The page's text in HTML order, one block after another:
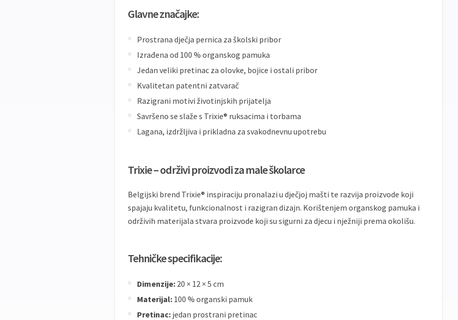
Glavne značajke:
Prostrana dječja pernica za školski pribor
Izrađena od 100 % organskog pamuka
Jedan veliki pretinac za olovke, bojice i ostali pribor
Kvalitetan patentni zatvarač
Razigrani motivi životinjskih prijatelja
Savršeno se slaže s Trixie® ruksacima i torbama
Lagana, izdržljiva i prikladna za svakodnevnu upotrebu
Trixie – održivi proizvodi za male školarce
Belgijski brend Trixie® inspiraciju pronalazi u dječjoj mašti te razvija proizvode koji
spajaju kvalitetu, funkcionalnost i razigran dizajn. Korištenjem organskog pamuka i
održivih materijala stvara proizvode koji su sigurni za djecu i nježniji prema okolišu.
Tehničke specifikacije:
Dimenzije: 20 × 12 × 5 cm
Materijal: 100 % organski pamuk
Pretinac: jedan prostrani pretinac